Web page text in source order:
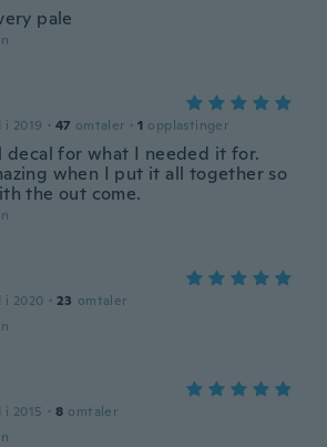
pale
i 2019 · 47 omtaler · 1 opplastinger
decal for what I needed it for.
when I put it all together so
the out come.
i 2020 · 23 omtaler
i 2015 · 8 omtaler